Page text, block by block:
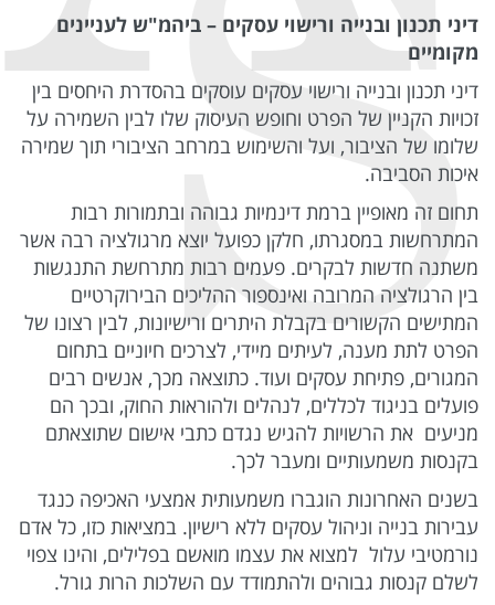
דיני תכנון ובנייה ורישוי עסקים – ביהמ"ש לעניינים
מקומיים
דיני תכנון ובנייה ורישוי עסקים עוסקים בהסדרת היחסים בין
זכויות הקניין של הפרט וחופש העיסוק שלו לבין השמירה על
שלומו של הציבור, ועל והשימוש במרחב הציבורי תוך שמירה
איכות הסביבה.
תחום זה מאופיין ברמת דינמיות גבוהה ובתמורות רבות
המתרחשות במסגרתו, חלקן כפועל יוצא מרגולציה רבה אשר
משתנה חדשות לבקרים. פעמים רבות מתרחשת התנגשות
בין הרגולציה המרובה ואינספור ההליכים הבירוקרטיים
המתישים הקשורים בקבלת היתרים ורישיונות, לבין רצונו של
הפרט לתת מענה, לעיתים מיידי, לצרכים חיוניים בתחום
המגורים, פתיחת עסקים ועוד. כתוצאה מכך, אנשים רבים
פועלים בניגוד לכללים, לנהלים ולהוראות החוק, ובכך הם
מניעים את הרשויות להגיש נגדם כתבי אישום שתוצאתם
בקנסות משמעותיים ומעבר לכך.
בשנים האחרונות הוגברו משמעותית אמצעי האכיפה כנגד
עבירות בנייה וניהול עסקים ללא רישיון. במציאות כזו, כל אדם
נורמטיבי עלול למצוא את עצמו מואשם בפלילים, והינו צפוי
לשלם קנסות גבוהים ולהתמודד עם השלכות הרות גורל.